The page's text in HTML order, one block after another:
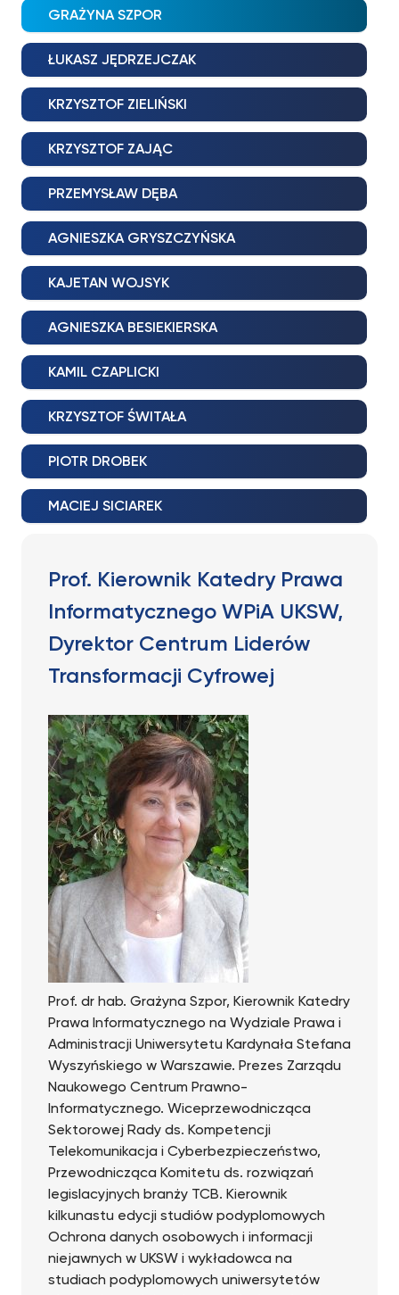
GRAŻYNA SZPOR
ŁUKASZ JĘDRZEJCZAK
KRZYSZTOF ZIELIŃSKI
KRZYSZTOF ZAJĄC
PRZEMYSŁAW DĘBA
AGNIESZKA GRYSZCZYŃSKA
KAJETAN WOJSYK
AGNIESZKA BESIEKIERSKA
KAMIL CZAPLICKI
KRZYSZTOF ŚWITAŁA
PIOTR DROBEK
MACIEJ SICIAREK
Prof. Kierownik Katedry Prawa
Informatycznego WPiA UKSW,
Dyrektor Centrum Liderów
Transformacji Cyfrowej
Prof. dr hab. Grażyna Szpor, Kierownik Katedry
Prawa Informatycznego na Wydziale Prawa i
Administracji Uniwersytetu Kardynała Stefana
Wyszyńskiego w Warszawie. Prezes Zarządu
Naukowego Centrum Prawno-
Informatycznego. Wiceprzewodnicząca
Sektorowej Rady ds. Kompetencji
Telekomunikacja i Cyberbezpieczeństwo,
Przewodnicząca Komitetu ds. rozwiązań
legislacyjnych branży TCB. Kierownik
kilkunastu edycji studiów podyplomowych
Ochrona danych osobowych i informacji
niejawnych w UKSW i wykładowca na
studiach podyplomowych uniwersytetów